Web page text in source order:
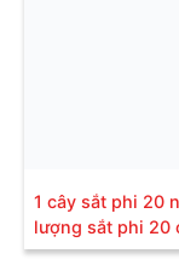
1 cây sắt phi 20
lượng sắt phi 20